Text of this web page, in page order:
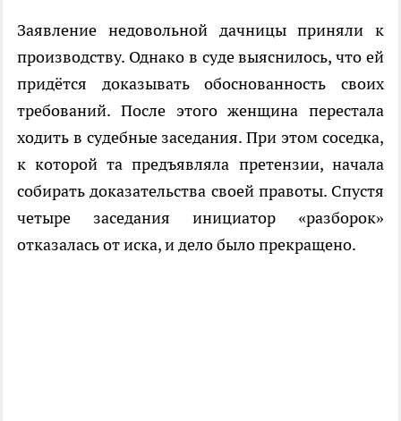
Заявление недовольной дачницы приняли к
производству. Однако в суде выяснилось, что ей
придётся доказывать обоснованность своих
требований. После этого женщина перестала
ходить в судебные заседания. При этом соседка,
к которой та предъявляла претензии, начала
собирать доказательства своей правоты. Спустя
четыре заседания инициатор «разборок»
отказалась от иска, и дело было прекращено.